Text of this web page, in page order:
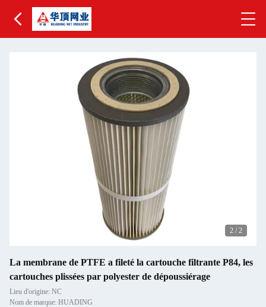
2 / 2
La membrane de PTFE a fileté la cartouche filtrante P84, les
cartouches plissées par polyester de dépoussiérage
Lieu d'origine: NC
Nom de marque: HUADING